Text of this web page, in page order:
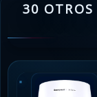
30